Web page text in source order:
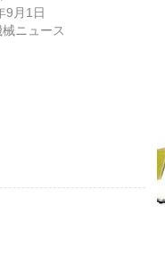
9月1日
ニュース